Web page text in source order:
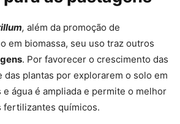
, além da promoção de
em biomassa, seu uso traz outros
. Por favorecer o crescimento das
das plantas por explorarem o solo em
água é ampliada e permite o melhor
fertilizantes químicos.